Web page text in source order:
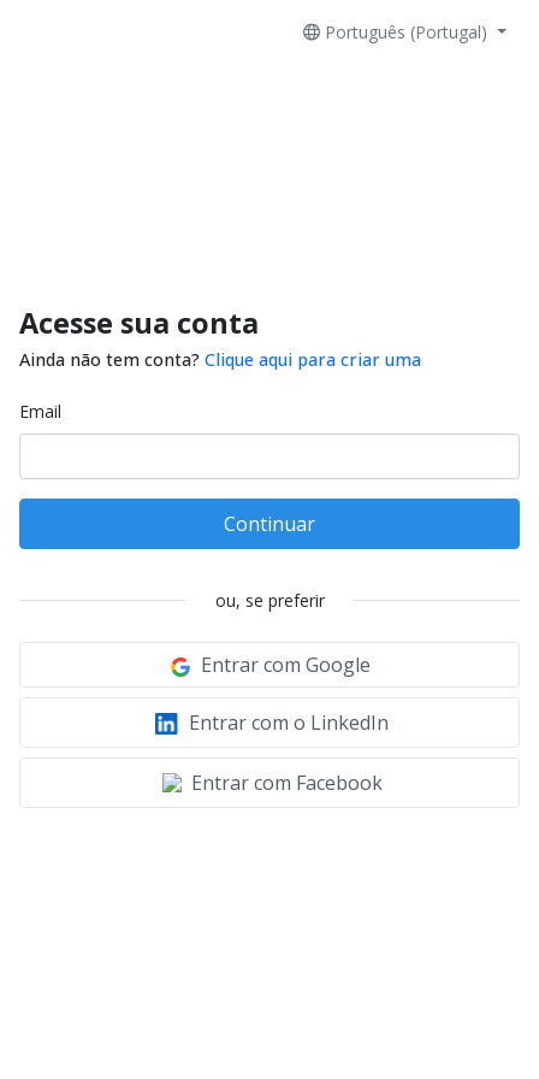
Português (Portugal)
Acesse sua conta
Ainda não tem conta? Clique aqui para criar uma
Email
Continuar
ou, se preferir
Entrar com Google
Entrar com o LinkedIn
Entrar com Facebook